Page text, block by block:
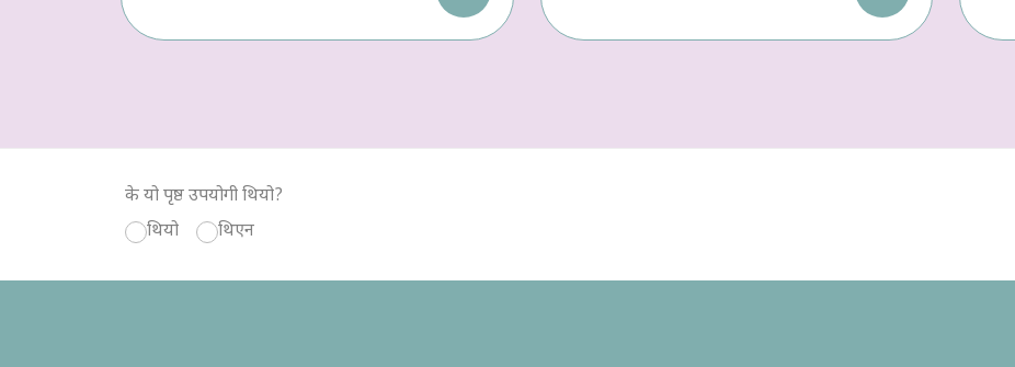
के यो पृष्ठ उपयोगी थियो?
थियो
थिएन